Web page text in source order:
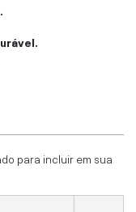
para incluir em sua